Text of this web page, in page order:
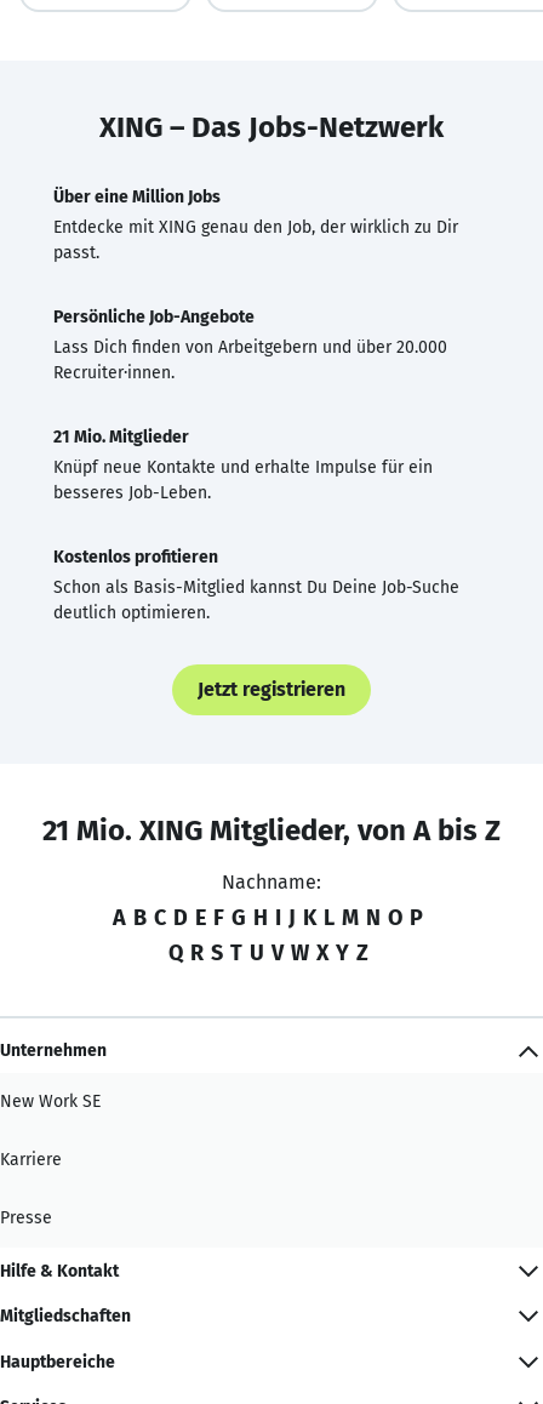
XING – Das Jobs-Netzwerk
Über eine Million Jobs
Entdecke mit XING genau den Job, der wirklich zu Dir
passt.
Persönliche Job-Angebote
Lass Dich finden von Arbeitgebern und über 20.000
Recruiter·innen.
21 Mio. Mitglieder
Knüpf neue Kontakte und erhalte Impulse für ein
besseres Job-Leben.
Kostenlos profitieren
Schon als Basis-Mitglied kannst Du Deine Job-Suche
deutlich optimieren.
Jetzt registrieren
21 Mio. XING Mitglieder, von A bis Z
Nachname:
A B C D E F G H I J K L M N O P
Q R S T U V W X Y Z
Unternehmen
New Work SE
Karriere
Presse
Hilfe & Kontakt
Mitgliedschaften
Hauptbereiche